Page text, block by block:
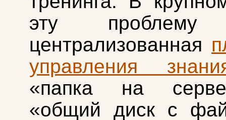
эту проблему
централизованная
управления
«папка на
«общий диск с